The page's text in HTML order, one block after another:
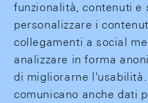
funzionalità, contenuti e
personalizzare i
collegamenti a social
analizzare in forma
di migliorarne
comunicano anche dati